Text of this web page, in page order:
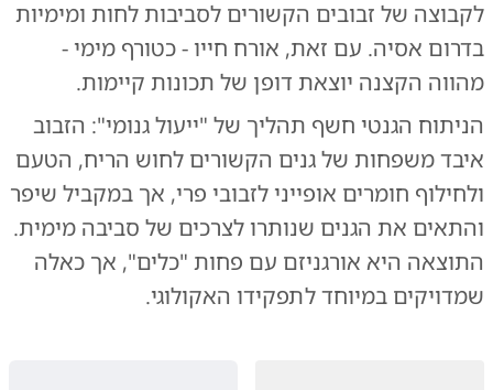
לקבוצה של זבובים הקשורים לסביבות לחות ומימיות
בדרום אסיה. עם זאת, אורח חייו - כטורף מימי -
מהווה הקצנה יוצאת דופן של תכונות קיימות.
הניתוח הגנטי חשף תהליך של "ייעול גנומי": הזבוב
איבד משפחות של גנים הקשורים לחוש הריח, הטעם
ולחילוף חומרים אופייני לזבובי פרי, אך במקביל שיפר
והתאים את הגנים שנותרו לצרכים של סביבה מימית.
התוצאה היא אורגניזם עם פחות "כלים", אך כאלה
שמדויקים במיוחד לתפקידו האקולוגי.